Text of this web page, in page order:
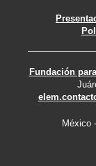
Fundación
México